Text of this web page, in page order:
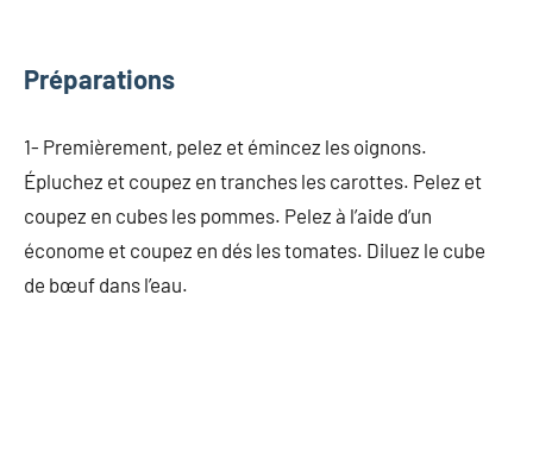
Préparations
1- Premièrement, pelez et émincez les oignons.
Épluchez et coupez en tranches les carottes. Pelez et
coupez en cubes les pommes. Pelez à l’aide d’un
économe et coupez en dés les tomates. Diluez le cube
de bœuf dans l’eau.